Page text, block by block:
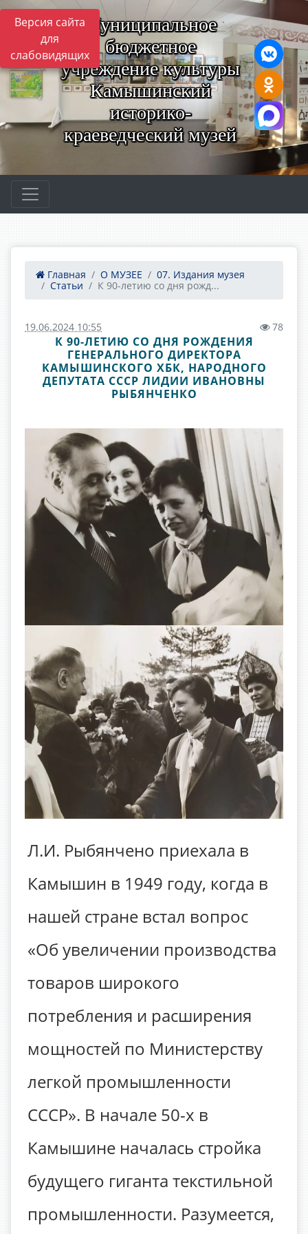
Версия сайта
для
слабовидящих
Муниципальное
бюджетное
учреждение культуры
Камышинский
историко-
краеведческий музей
Главная О МУЗЕЕ
07. Издания музея
Статьи
К 90-летию со дня рожд...
19.06.2024 10:55 78
К 90-ЛЕТИЮ СО ДНЯ РОЖДЕНИЯ
ГЕНЕРАЛЬНОГО ДИРЕКТОРА
КАМЫШИНСКОГО ХБК, НАРОДНОГО
ДЕПУТАТА СССР ЛИДИИ ИВАНОВНЫ
РЫБЯНЧЕНКО
Л.И. Рыбянчено приехала в
Камышин в 1949 году, когда в
нашей стране встал вопрос
«Об увеличении производства
товаров широкого
потребления и расширения
мощностей по Министерству
легкой промышленности
СССР». В начале 50-х в
Камышине началась стройка
будущего гиганта текстильной
промышленности. Разумеется,